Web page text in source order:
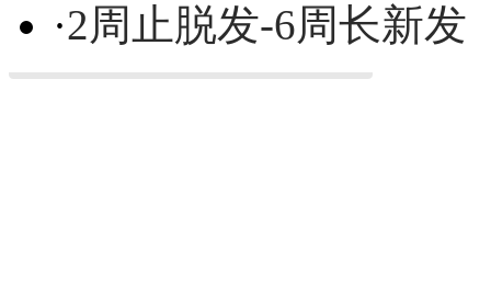
·2周止脱发-6周长新发